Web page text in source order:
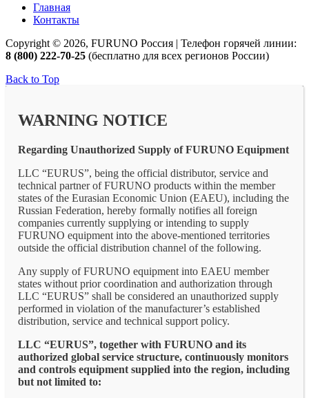
Главная
Контакты
Copyright © 2026, FURUNO Россия | Телефон горячей линии:
8 (800) 222-70-25 (бесплатно для всех регионов России)
Back to Top
WARNING NOTICE
Regarding Unauthorized Supply of FURUNO Equipment
LLC “EURUS”, being the official distributor, service and
technical partner of FURUNO products within the member
states of the Eurasian Economic Union (EAEU), including the
Russian Federation, hereby formally notifies all foreign
companies currently supplying or intending to supply
FURUNO equipment into the above-mentioned territories
outside the official distribution channel of the following.
Any supply of FURUNO equipment into EAEU member
states without prior coordination and authorization through
LLC “EURUS” shall be considered an unauthorized supply
performed in violation of the manufacturer’s established
distribution, service and technical support policy.
LLC “EURUS”, together with FURUNO and its
authorized global service structure, continuously monitors
and controls equipment supplied into the region, including
but not limited to: